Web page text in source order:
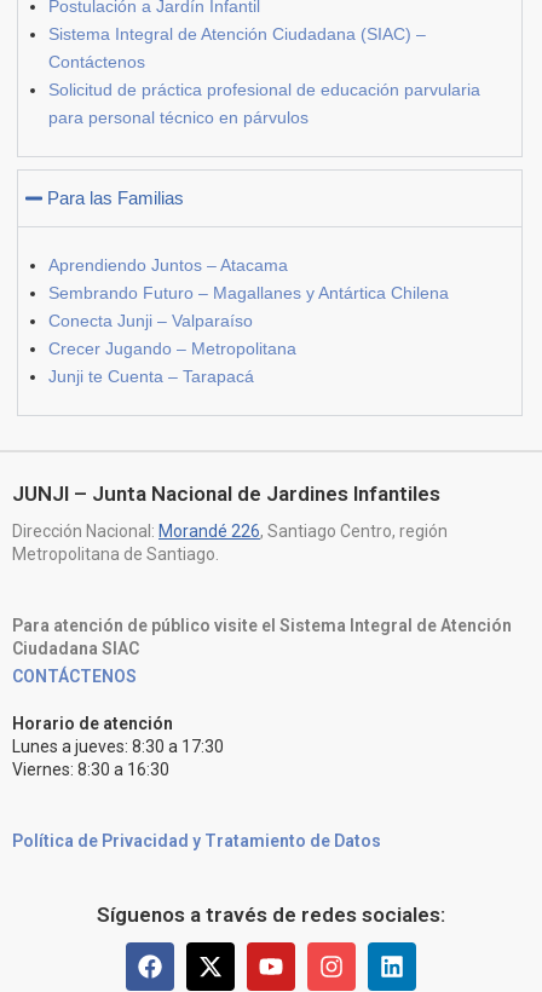
Postulación a Jardín Infantil
Sistema Integral de Atención Ciudadana (SIAC) –
Contáctenos
Solicitud de práctica profesional de educación parvularia
para personal técnico en párvulos
Para las Familias
Aprendiendo Juntos – Atacama
Sembrando Futuro – Magallanes y Antártica Chilena
Conecta Junji – Valparaíso
Crecer Jugando – Metropolitana
Junji te Cuenta – Tarapacá
JUNJI – Junta Nacional de Jardines Infantiles
Dirección Nacional: Morandé 226, Santiago Centro, región
Metropolitana de Santiago.
Para atención de público visite el Sistema Integral de Atención
Ciudadana SIAC
CONTÁCTENOS
Horario de atención
Lunes a jueves: 8:30 a 17:30
Viernes: 8:30 a 16:30
Política de Privacidad y Tratamiento de Datos
Síguenos a través de redes sociales: